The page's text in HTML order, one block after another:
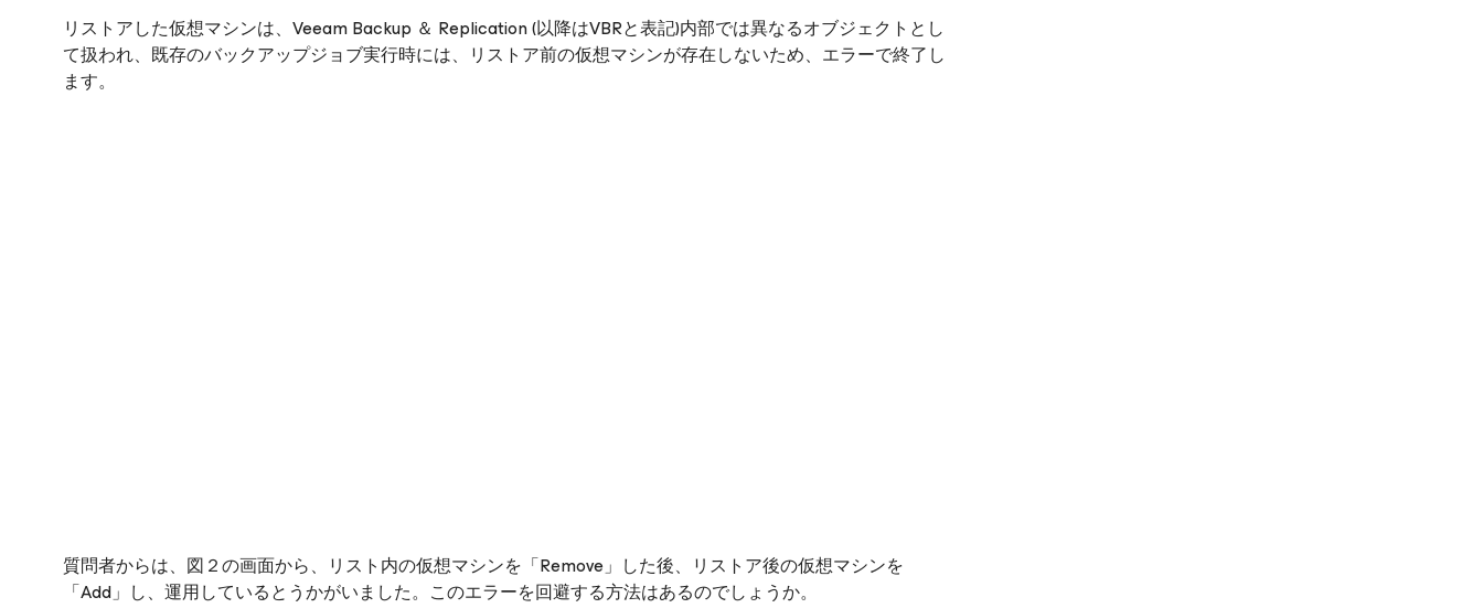
リストアした仮想マシンは、Veeam Backup ＆ Replication (以降はVBRと表記)内部では異なるオブジェクトとし
て扱われ、既存のバックアップジョブ実行時には、リストア前の仮想マシンが存在しないため、エラーで終了し
ます。
質問者からは、図２の画面から、リスト内の仮想マシンを「Remove」した後、リストア後の仮想マシンを
「Add」し、運用しているとうかがいました。このエラーを回避する方法はあるのでしょうか。